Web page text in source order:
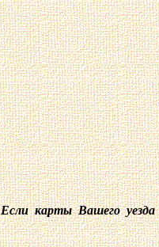
Если карты Вашего уезда